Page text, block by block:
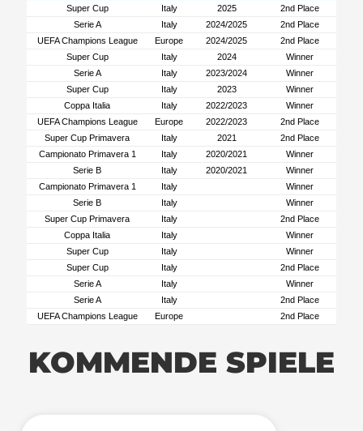
Super Cup
Italy 2025
2nd Place
Serie A
Italy 2024/2025
2nd Place
UEFA Champions League
Europe 2024/2025
2nd Place
Super Cup
Italy 2024
Winner
Serie A
Italy 2023/2024
Winner
Super Cup
Italy 2023
Winner
Coppa Italia
Italy 2022/2023
Winner
UEFA Champions League
Europe 2022/2023
2nd Place
Super Cup Primavera
Italy 2021
2nd Place
Campionato Primavera 1
Italy 2020/2021
Winner
Serie B
Italy 2020/2021
Winner
Campionato Primavera 1
Italy
Winner
Serie B
Italy
Winner
Super Cup Primavera
Italy
2nd Place
Coppa Italia
Italy
Winner
Super Cup
Italy
Winner
Super Cup
Italy
2nd Place
Serie A
Italy
Winner
Serie A
Italy
2nd Place
UEFA Champions League
Europe 2nd Place
KOMMENDE SPIELE